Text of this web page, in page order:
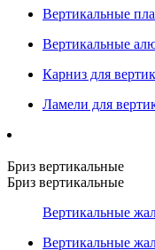
Вертикальные
Вертикальные
Карниз для
Ламели для
Бриз вертикальные
Бриз вертикальные
Вертикальные
Вертикальные